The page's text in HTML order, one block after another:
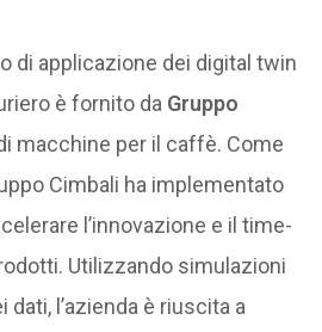
di applicazione dei digital twin
è fornito da Gruppo
macchine per il caffè. Come
Cimbali ha implementato
l’innovazione e il time-
Utilizzando simulazioni
dati, l’azienda è riuscita a